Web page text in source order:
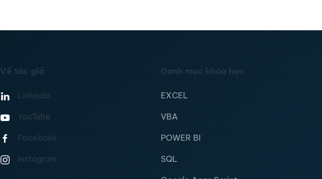
Về tác giả
Linkedin
YouTube
Facebook
Instagram
Danh mục khóa học
EXCEL
VBA
POWER BI
SQL